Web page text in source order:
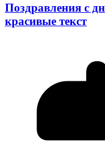
Поздравления с
красивые текст